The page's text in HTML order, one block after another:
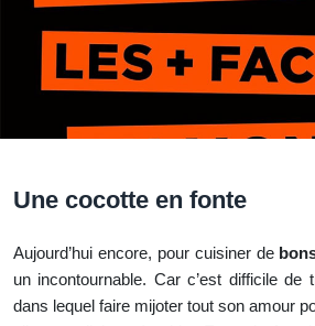
Une cocotte en fonte
Aujourd’hui encore, pour cuisiner de
un incontournable. Car c’est difficile de
dans lequel faire mijoter tout son amour